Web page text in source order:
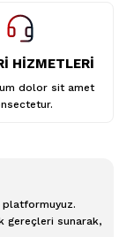
HİZMETLERİ
dolor sit amet
platformuyuz.
gereçleri sunarak,